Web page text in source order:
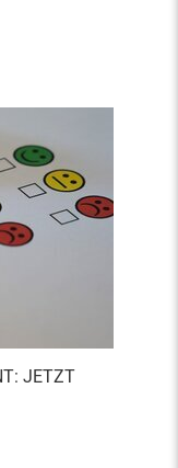
JETZT